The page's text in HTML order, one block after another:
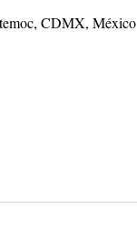
CDMX, México